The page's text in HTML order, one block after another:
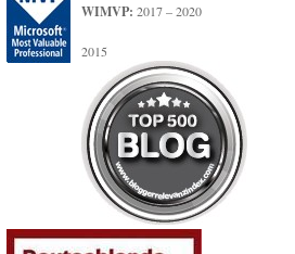
WIMVP: 2017 – 2020
2015